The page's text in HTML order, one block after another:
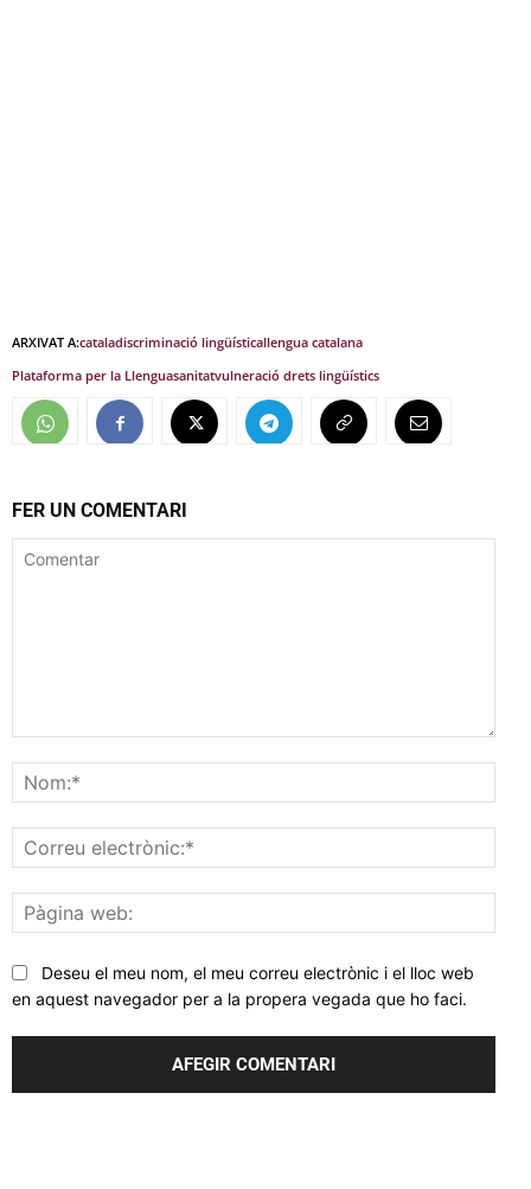
ARXIVAT A:cataladiscriminació lingüísticallengua catalana
Plataforma per la Llenguasanitatvulneració drets lingüístics
FER UN COMENTARI
web:
Deseu el meu nom, el meu correu electrònic i el lloc web
en aquest navegador per a la propera vegada que ho faci.